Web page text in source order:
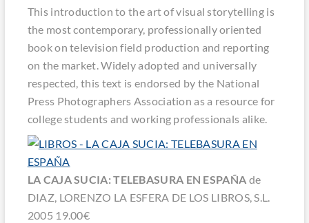
This introduction to the art of visual storytelling is
the most contemporary, professionally oriented
book on television field production and reporting
on the market. Widely adopted and universally
respected, this text is endorsed by the National
Press Photographers Association as a resource for
college students and working professionals alike.
LA CAJA SUCIA: TELEBASURA EN ESPAÑA de
DIAZ, LORENZO LA ESFERA DE LOS LIBROS, S.L.
2005 19.00€